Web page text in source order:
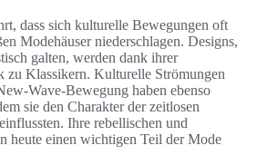
dass sich kulturelle Bewegungen oft
Modehäuser niederschlagen. Designs,
galten, werden dank ihrer
zu Klassikern. Kulturelle Strömungen
Wave-Bewegung haben ebenso
sie den Charakter der zeitlosen
Ihre rebellischen und
heute einen wichtigen Teil der Mode